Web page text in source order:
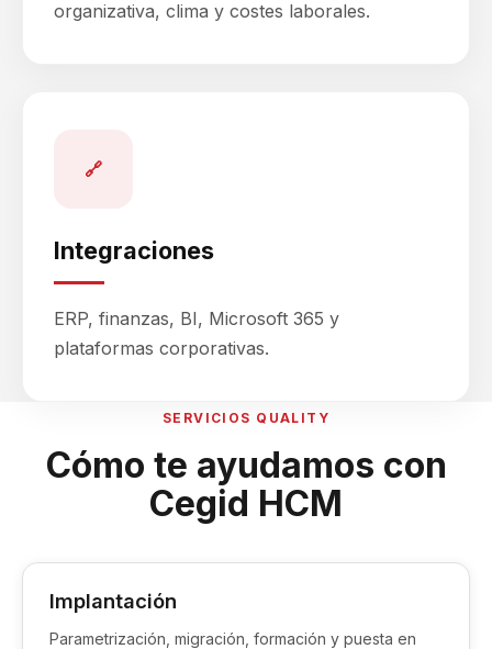
organizativa, clima y costes laborales.
🔗
Integraciones
ERP, finanzas, BI, Microsoft 365 y
plataformas corporativas.
SERVICIOS QUALITY
Cómo te ayudamos con
Cegid HCM
Implantación
Parametrización, migración, formación y puesta en